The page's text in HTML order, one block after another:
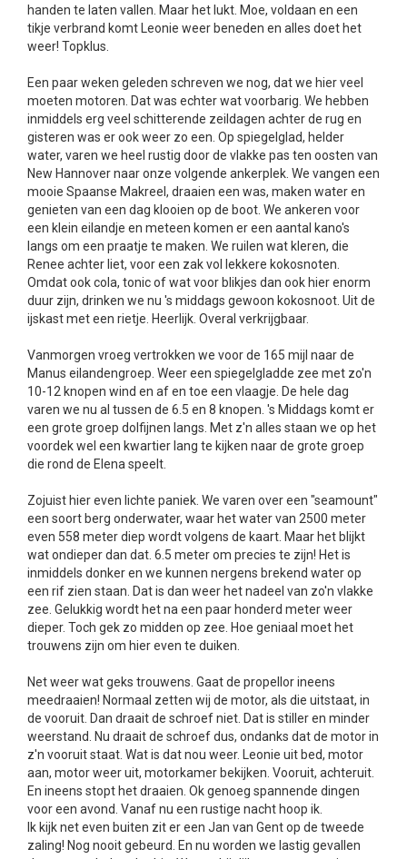
handen te laten vallen. Maar het lukt. Moe, voldaan en een
tikje verbrand komt Leonie weer beneden en alles doet het
weer! Topklus.
Een paar weken geleden schreven we nog, dat we hier veel
moeten motoren. Dat was echter wat voorbarig. We hebben
inmiddels erg veel schitterende zeildagen achter de rug en
gisteren was er ook weer zo een. Op spiegelglad, helder
water, varen we heel rustig door de vlakke pas ten oosten van
New Hannover naar onze volgende ankerplek. We vangen een
mooie Spaanse Makreel, draaien een was, maken water en
genieten van een dag klooien op de boot. We ankeren voor
een klein eilandje en meteen komen er een aantal kano's
langs om een praatje te maken. We ruilen wat kleren, die
Renee achter liet, voor een zak vol lekkere kokosnoten.
Omdat ook cola, tonic of wat voor blikjes dan ook hier enorm
duur zijn, drinken we nu 's middags gewoon kokosnoot. Uit de
ijskast met een rietje. Heerlijk. Overal verkrijgbaar.
Vanmorgen vroeg vertrokken we voor de 165 mijl naar de
Manus eilandengroep. Weer een spiegelgladde zee met zo'n
10-12 knopen wind en af en toe een vlaagje. De hele dag
varen we nu al tussen de 6.5 en 8 knopen. 's Middags komt er
een grote groep dolfijnen langs. Met z'n alles staan we op het
voordek wel een kwartier lang te kijken naar de grote groep
die rond de Elena speelt.
Zojuist hier even lichte paniek. We varen over een "seamount"
een soort berg onderwater, waar het water van 2500 meter
even 558 meter diep wordt volgens de kaart. Maar het blijkt
wat ondieper dan dat. 6.5 meter om precies te zijn! Het is
inmiddels donker en we kunnen nergens brekend water op
een rif zien staan. Dat is dan weer het nadeel van zo'n vlakke
zee. Gelukkig wordt het na een paar honderd meter weer
dieper. Toch gek zo midden op zee. Hoe geniaal moet het
trouwens zijn om hier even te duiken.
Net weer wat geks trouwens. Gaat de propellor ineens
meedraaien! Normaal zetten wij de motor, als die uitstaat, in
de vooruit. Dan draait de schroef niet. Dat is stiller en minder
weerstand. Nu draait de schroef dus, ondanks dat de motor in
z'n vooruit staat. Wat is dat nou weer. Leonie uit bed, motor
aan, motor weer uit, motorkamer bekijken. Vooruit, achteruit.
En ineens stopt het draaien. Ok genoeg spannende dingen
voor een avond. Vanaf nu een rustige nacht hoop ik.
Ik kijk net even buiten zit er een Jan van Gent op de tweede
zaling! Nog nooit gebeurd. En nu worden we lastig gevallen